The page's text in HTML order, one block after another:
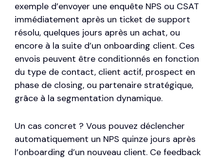
exemple d’envoyer une enquête NPS ou CSAT
immédiatement après un ticket de support
résolu, quelques jours après un achat, ou
encore à la suite d’un onboarding client. Ces
envois peuvent être conditionnés en fonction
du type de contact, client actif, prospect en
phase de closing, ou partenaire stratégique,
grâce à la segmentation dynamique.
Un cas concret ? Vous pouvez déclencher
automatiquement un NPS quinze jours après
l’onboarding d’un nouveau client. Ce feedback